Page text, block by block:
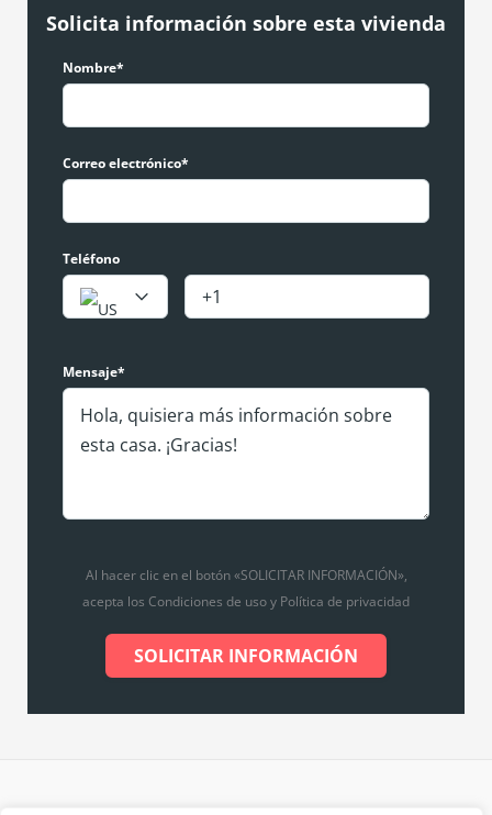
Solicita información sobre esta vivienda
Nombre*
Correo electrónico*
Teléfono
Mensaje*
Al hacer clic en el botón «SOLICITAR INFORMACIÓN»,
acepta los Condiciones de uso y Política de privacidad
SOLICITAR INFORMACIÓN